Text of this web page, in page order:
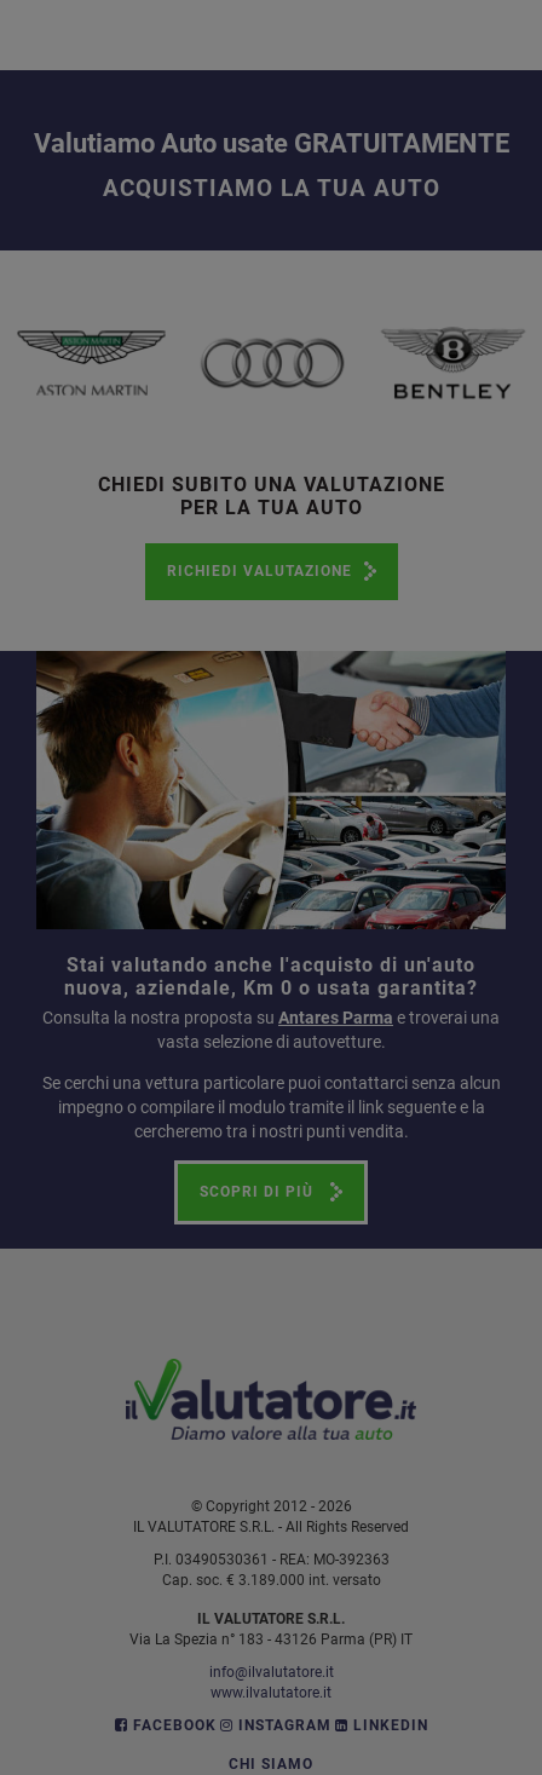
Valutiamo Auto usate GRATUITAMENTE
ACQUISTIAMO LA TUA AUTO
CHIEDI SUBITO UNA VALUTAZIONE
PER LA TUA AUTO
RICHIEDI VALUTAZIONE
Stai valutando anche l'acquisto di un'auto
nuova, aziendale, Km 0 o usata garantita?
Consulta la nostra proposta su Antares Parma e troverai una
vasta selezione di autovetture.
Se cerchi una vettura particolare puoi contattarci senza alcun
impegno o compilare il modulo tramite il link seguente e la
cercheremo tra i nostri punti vendita.
SCOPRI DI PIÙ
© Copyright 2012 - 2026
IL VALUTATORE S.R.L. - All Rights Reserved
P.I. 03490530361 - REA: MO-392363
Cap. soc. € 3.189.000 int. versato
IL VALUTATORE S.R.L.
Via La Spezia n° 183 - 43126 Parma (PR) IT
info@ilvalutatore.it
www.ilvalutatore.it
FACEBOOK
INSTAGRAM LINKEDIN
CHI SIAMO